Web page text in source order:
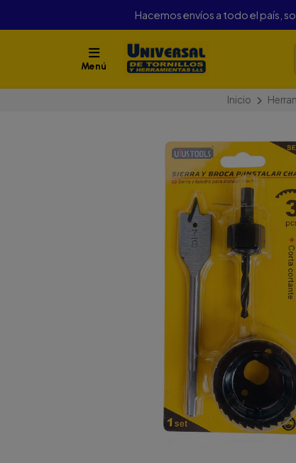
Hacemos envíos a todo el país,
Menú
Inicio